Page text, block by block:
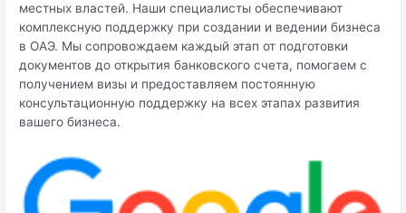
местных властей. Наши специалисты обеспечивают
комплексную поддержку при создании и ведении бизнеса
в ОАЭ. Мы сопровождаем каждый этап от подготовки
документов до открытия банковского счета, помогаем с
получением визы и предоставляем постоянную
консультационную поддержку на всех этапах развития
вашего бизнеса.